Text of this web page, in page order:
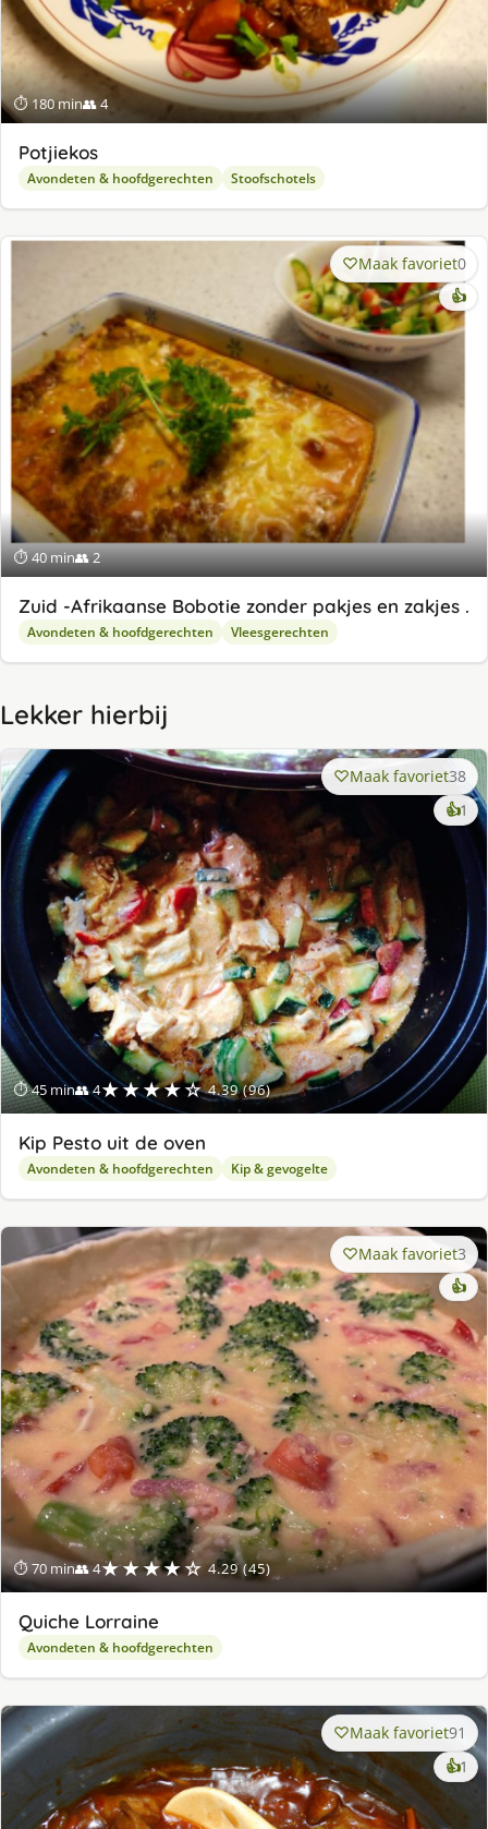
⏱ 180 min👥 4
Potjiekos
Avondeten & hoofdgerechten Stoofschotels
⏱ 40 min👥 2
Maak favoriet0
👍
Zuid -Afrikaanse Bobotie zonder pakjes en zakjes .
Avondeten & hoofdgerechten Vleesgerechten
Lekker hierbij
⏱ 45 min👥 4★★★★☆ 4.39 (96)
Maak favoriet38
👍1
Kip Pesto uit de oven
Avondeten & hoofdgerechten Kip & gevogelte
⏱ 70 min👥 4★★★★☆ 4.29 (45)
Maak favoriet3
👍
Quiche Lorraine
Avondeten & hoofdgerechten
Maak favoriet91
👍1